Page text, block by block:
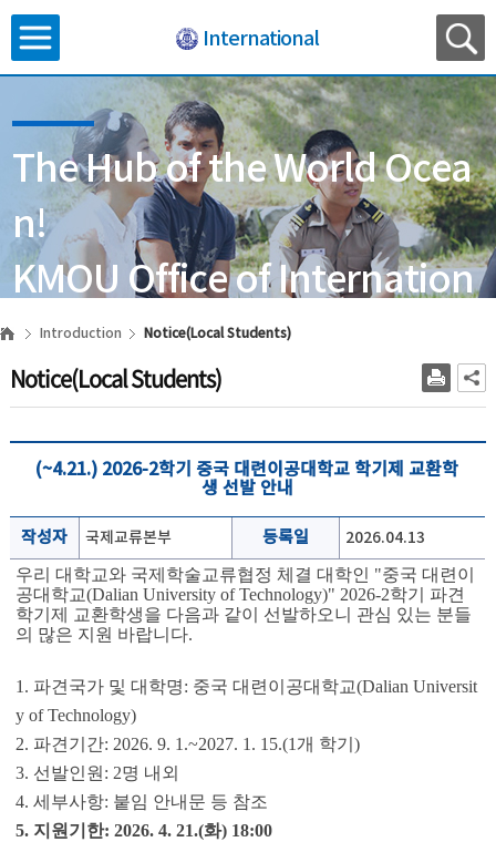
International
The Hub of the World Ocea
n!
KMOU Office of Internation
al Affairs
Introduction Notice(Local Students)
Notice(Local Students)
(~4.21.) 2026-2학기 중국 대련이공대학교 학기제 교환학
생 선발 안내
작성자 국제교류본부 등록일
2026.04.13
우리 대학교와 국제학술교류협정 체결 대학인 "중국 대련이
공대학교(Dalian University of Technology)" 2026-2학기 파견
학기제 교환학생을 다음과 같이 선발하오니 관심 있는 분들
의 많은 지원 바랍니다.
1. 파견국가 및 대학명: 중국 대련이공대학교(Dalian Universit
y of Technology)
2. 파견기간: 2026. 9. 1.~2027. 1. 15.(1개 학기)
3. 선발인원: 2명 내외
4. 세부사항: 붙임 안내문 등 참조
5. 지원기한: 2026. 4. 21.(화) 18:00